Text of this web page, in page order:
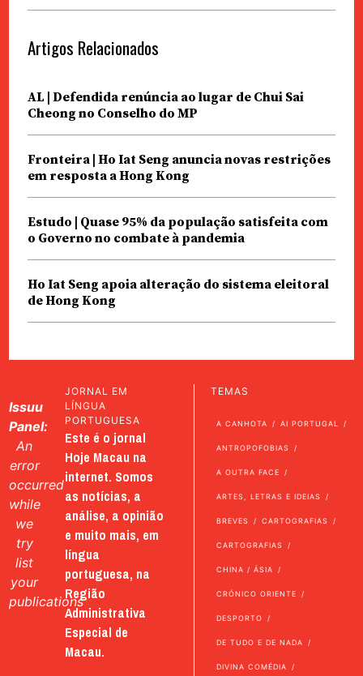
Artigos Relacionados
AL | Defendida renúncia ao lugar de Chui Sai
Cheong no Conselho do MP
Fronteira | Ho Iat Seng anuncia novas restrições
em resposta a Hong Kong
Estudo | Quase 95% da população satisfeita com
o Governo no combate à pandemia
Ho Iat Seng apoia alteração do sistema eleitoral
de Hong Kong
Issuu
Panel:
An
error
occurred
while
we
try
list
your
publications
JORNAL EM
LÍNGUA
PORTUGUESA
Este é o jornal
Hoje Macau na
internet. Somos
as notícias, a
análise, a opinião
e muito mais, em
língua
portuguesa, na
Região
Administrativa
Especial de
Macau.
TEMAS
A CANHOTA AI PORTUGAL
ANTROPOFOBIAS
A OUTRA FACE
ARTES, LETRAS E IDEIAS
BREVES CARTOGRAFIAS
CARTOGRAFIAS
CHINA / ÁSIA
CRÓNICO ORIENTE
DESPORTO
DE TUDO E DE NADA
DIVINA COMÉDIA